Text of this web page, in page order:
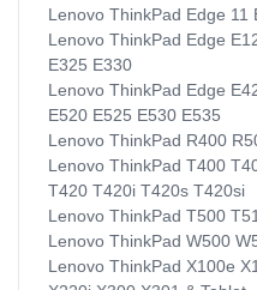
Lenovo ThinkPad Edge
Lenovo ThinkPad Edge
E325 E330
Lenovo ThinkPad Edge
E520 E525 E530 E535
Lenovo ThinkPad R400
Lenovo ThinkPad T400
T420 T420i T420s T420si
Lenovo ThinkPad T500
Lenovo ThinkPad W500
Lenovo ThinkPad X100e